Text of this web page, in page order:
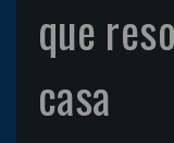
que
casa